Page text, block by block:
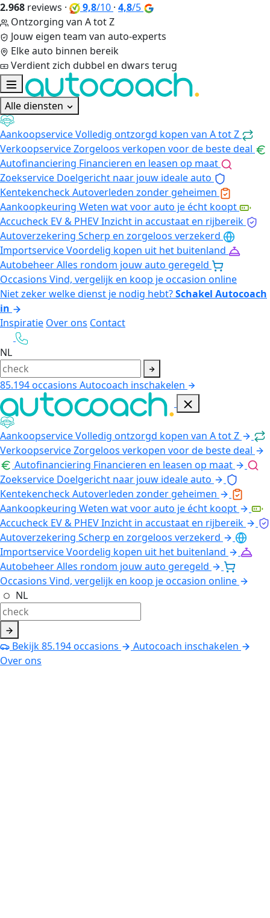
2.968 reviews · 9,8/10 · 4,8/5
Ontzorging van A tot Z
Jouw eigen team van auto-experts
Elke auto binnen bereik
Verdient zich dubbel en dwars terug
Alle diensten
AankoopserviceVolledig ontzorgd kopen van A tot Z
VerkoopserviceZorgeloos verkopen voor de beste deal
Autofinanciering Financieren en leasen op maat
Zoekservice Doelgericht naar jouw ideale auto
KentekencheckAutoverleden zonder geheimen
Aankoopkeuring Weten wat voor auto je écht koopt
Accucheck EV & PHEVInzicht in accustaat en rijbereik
Autoverzekering Scherp en zorgeloos verzekerd
ImportserviceVoordelig kopen uit het buitenland
AutobeheerAlles rondom jouw auto geregeld
Occasions Vind, vergelijk en koop je occasion online
Niet zeker welke dienst je nodig hebt?Schakel Autocoach
in
Inspiratie Over ons Contact
NL
85.194occasions Autocoach inschakelen
AankoopserviceVolledig ontzorgd kopen van A tot Z
VerkoopserviceZorgeloos verkopen voor de beste deal
Autofinanciering Financieren en leasen op maat
Zoekservice Doelgericht naar jouw ideale auto
KentekencheckAutoverleden zonder geheimen
Aankoopkeuring Weten wat voor auto je écht koopt
Accucheck EV & PHEVInzicht in accustaat en rijbereik
Autoverzekering Scherp en zorgeloos verzekerd
ImportserviceVoordelig kopen uit het buitenland
AutobeheerAlles rondom jouw auto geregeld
Occasions Vind, vergelijk en koop je occasion online
NL
Bekijk85.194occasions
Autocoach inschakelen
Over ons